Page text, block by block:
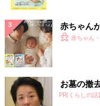
赤ちゃん
赤ちゃん
お墓の撤
PR(くらしの話